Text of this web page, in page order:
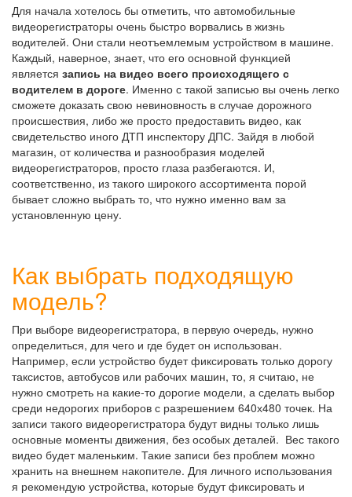
Для начала хотелось бы отметить, что автомобильные
видеорегистраторы очень быстро ворвались в жизнь
водителей. Они стали неотъемлемым устройством в машине.
Каждый, наверное, знает, что его основной функцией
является запись на видео всего происходящего с
водителем в дороге. Именно с такой записью вы очень легко
сможете доказать свою невиновность в случае дорожного
происшествия, либо же просто предоставить видео, как
свидетельство иного ДТП инспектору ДПС. Зайдя в любой
магазин, от количества и разнообразия моделей
видеорегистраторов, просто глаза разбегаются. И,
соответственно, из такого широкого ассортимента порой
бывает сложно выбрать то, что нужно именно вам за
установленную цену.
Как выбрать подходящую
модель?
При выборе видеорегистратора, в первую очередь, нужно
определиться, для чего и где будет он использован.
Например, если устройство будет фиксировать только дорогу
таксистов, автобусов или рабочих машин, то, я считаю, не
нужно смотреть на какие-то дорогие модели, а сделать выбор
среди недорогих приборов с разрешением 640х480 точек. На
записи такого видеорегистратора будут видны только лишь
основные моменты движения, без особых деталей. Вес такого
видео будет маленьким. Такие записи без проблем можно
хранить на внешнем накопителе. Для личного использования
я рекомендую устройства, которые будут фиксировать и